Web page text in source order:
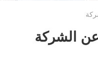
عن الشركة